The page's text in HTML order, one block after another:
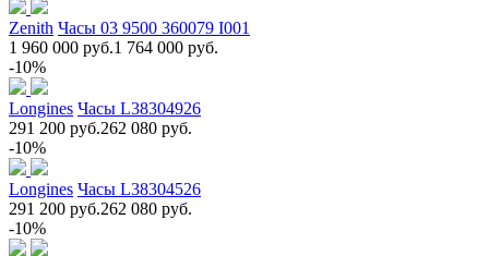
Zenith Часы 03 9500 360079 I001
1 960 000 руб.1 764 000 руб.
-10%
Longines Часы L38304926
291 200 руб.262 080 руб.
-10%
Longines Часы L38304526
291 200 руб.262 080 руб.
-10%